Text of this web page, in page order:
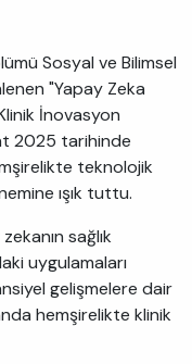
Sosyal ve Bilimsel
"Yapay Zeka
İnovasyon
2025 tarihinde
teknolojik
ışık tuttu.
sağlık
uygulamaları
gelişmelere dair
hemşirelikte klinik